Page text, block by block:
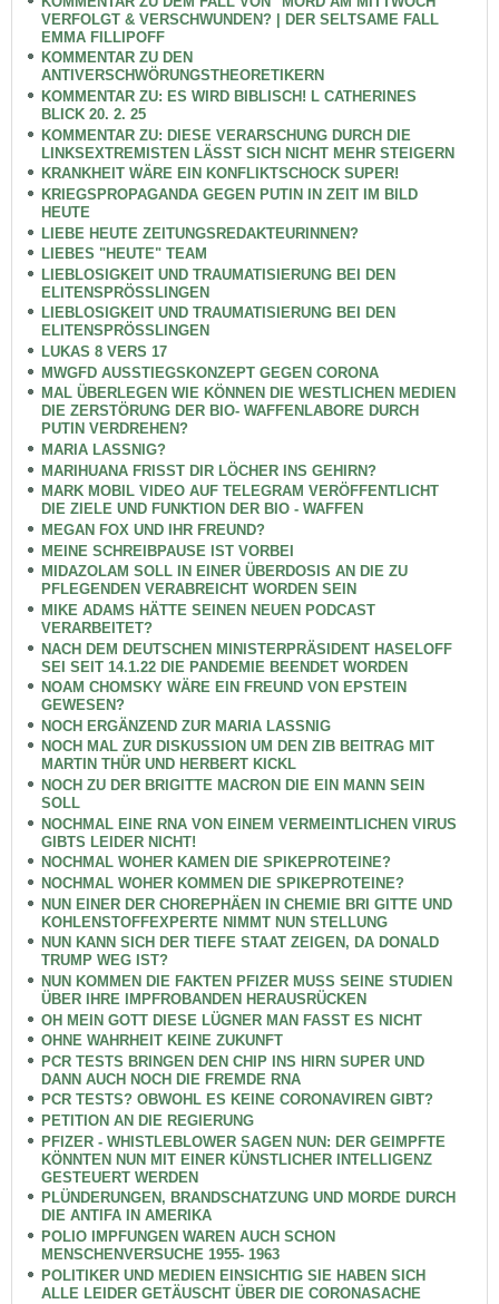
VERFOLGT & VERSCHWUNDEN? | DER SELTSAME FALL
EMMA FILLIPOFF
KOMMENTAR ZU DEN
ANTIVERSCHWÖRUNGSTHEORETIKERN
KOMMENTAR ZU: ES WIRD BIBLISCH! L CATHERINES
BLICK 20. 2. 25
KOMMENTAR ZU: DIESE VERARSCHUNG DURCH DIE
LINKSEXTREMISTEN LÄSST SICH NICHT MEHR STEIGERN
KRANKHEIT WÄRE EIN KONFLIKTSCHOCK SUPER!
KRIEGSPROPAGANDA GEGEN PUTIN IN ZEIT IM BILD
HEUTE
LIEBE HEUTE ZEITUNGSREDAKTEURINNEN?
LIEBES "HEUTE" TEAM
LIEBLOSIGKEIT UND TRAUMATISIERUNG BEI DEN
ELITENSPRÖSSLINGEN
LIEBLOSIGKEIT UND TRAUMATISIERUNG BEI DEN
ELITENSPRÖSSLINGEN
LUKAS 8 VERS 17
MWGFD AUSSTIEGSKONZEPT GEGEN CORONA
MAL ÜBERLEGEN WIE KÖNNEN DIE WESTLICHEN MEDIEN
DIE ZERSTÖRUNG DER BIO- WAFFENLABORE DURCH
PUTIN VERDREHEN?
MARIA LASSNIG?
MARIHUANA FRISST DIR LÖCHER INS GEHIRN?
MARK MOBIL VIDEO AUF TELEGRAM VERÖFFENTLICHT
DIE ZIELE UND FUNKTION DER BIO - WAFFEN
MEGAN FOX UND IHR FREUND?
MEINE SCHREIBPAUSE IST VORBEI
MIDAZOLAM SOLL IN EINER ÜBERDOSIS AN DIE ZU
PFLEGENDEN VERABREICHT WORDEN SEIN
MIKE ADAMS HÄTTE SEINEN NEUEN PODCAST
VERARBEITET?
NACH DEM DEUTSCHEN MINISTERPRÄSIDENT HASELOFF
SEI SEIT 14.1.22 DIE PANDEMIE BEENDET WORDEN
NOAM CHOMSKY WÄRE EIN FREUND VON EPSTEIN
GEWESEN?
NOCH ERGÄNZEND ZUR MARIA LASSNIG
NOCH MAL ZUR DISKUSSION UM DEN ZIB BEITRAG MIT
MARTIN THÜR UND HERBERT KICKL
NOCH ZU DER BRIGITTE MACRON DIE EIN MANN SEIN
SOLL
NOCHMAL EINE RNA VON EINEM VERMEINTLICHEN VIRUS
GIBTS LEIDER NICHT!
NOCHMAL WOHER KAMEN DIE SPIKEPROTEINE?
NOCHMAL WOHER KOMMEN DIE SPIKEPROTEINE?
NUN EINER DER CHOREPHÄEN IN CHEMIE BRI GITTE UND
KOHLENSTOFFEXPERTE NIMMT NUN STELLUNG
NUN KANN SICH DER TIEFE STAAT ZEIGEN, DA DONALD
TRUMP WEG IST?
NUN KOMMEN DIE FAKTEN PFIZER MUSS SEINE STUDIEN
ÜBER IHRE IMPFROBANDEN HERAUSRÜCKEN
OH MEIN GOTT DIESE LÜGNER MAN FASST ES NICHT
OHNE WAHRHEIT KEINE ZUKUNFT
PCR TESTS BRINGEN DEN CHIP INS HIRN SUPER UND
DANN AUCH NOCH DIE FREMDE RNA
PCR TESTS? OBWOHL ES KEINE CORONAVIREN GIBT?
PETITION AN DIE REGIERUNG
PFIZER - WHISTLEBLOWER SAGEN NUN: DER GEIMPFTE
KÖNNTEN NUN MIT EINER KÜNSTLICHER INTELLIGENZ
GESTEUERT WERDEN
PLÜNDERUNGEN, BRANDSCHATZUNG UND MORDE DURCH
DIE ANTIFA IN AMERIKA
POLIO IMPFUNGEN WAREN AUCH SCHON
MENSCHENVERSUCHE 1955- 1963
POLITIKER UND MEDIEN EINSICHTIG SIE HABEN SICH
ALLE LEIDER GETÄUSCHT ÜBER DIE CORONASACHE